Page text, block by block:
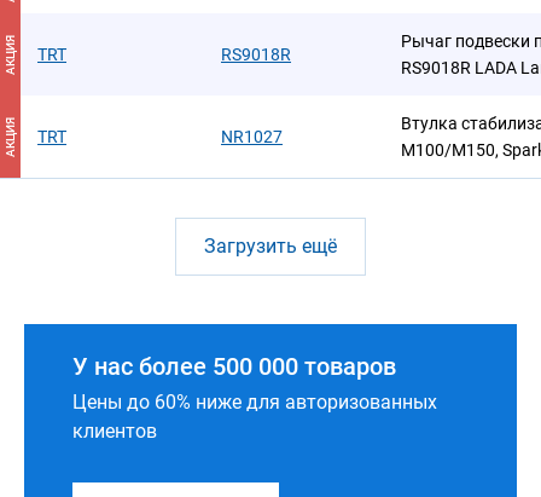
АКЦИЯ TRT RS9018R
Рычаг подвески
RS9018R LADA
АКЦИЯ TRT NR1027
Втулка
M100/M150,
Загрузить ещё
У нас более 500 000 товаров
Цены до 60% ниже для авторизованных
клиентов